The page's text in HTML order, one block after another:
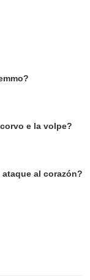
e la volpe?
al corazón?